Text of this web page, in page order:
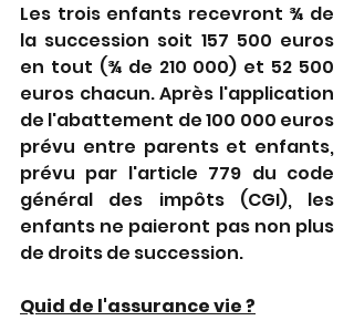
Les trois enfants recevront ¾ de
la succession soit 157 500 euros
en tout (¾ de 210 000) et 52 500
euros chacun. Après l'application
de l'abattement de 100 000 euros
prévu entre parents et enfants,
prévu par l'article 779 du code
général des impôts (CGI), les
enfants ne paieront pas non plus
de droits de succession.
Quid de l'assurance vie ?